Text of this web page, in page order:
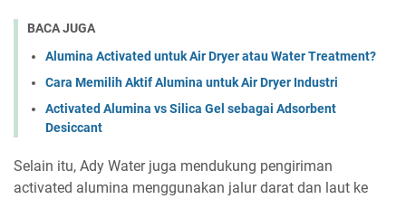
BACA JUGA
Alumina Activated untuk Air Dryer atau Water Treatment?
Cara Memilih Aktif Alumina untuk Air Dryer Industri
Activated Alumina vs Silica Gel sebagai Adsorbent
Desiccant
Selain itu, Ady Water juga mendukung pengiriman
activated alumina menggunakan jalur darat dan laut ke